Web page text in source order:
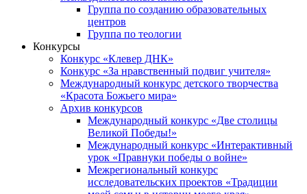
Группа по созданию образовательных
центров
Группа по теологии
Конкурсы
Конкурс «Клевер ДНК»
Конкурс «За нравственный подвиг учителя»
Международный конкурс детского творчества
«Красота Божьего мира»
Архив конкурсов
Международный конкурс «Две столицы
Великой Победы!»
Международный конкурс «Интерактивный
урок «Правнуки победы о войне»
Межрегиональный конкурс
исследовательских проектов «Традиции